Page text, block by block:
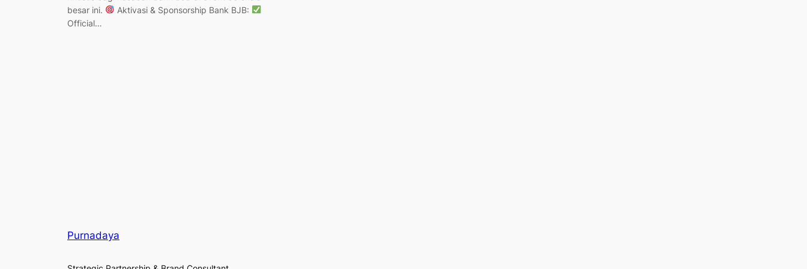
besar ini.
Aktivasi & Sponsorship Bank BJB:
Official…
Purnadaya